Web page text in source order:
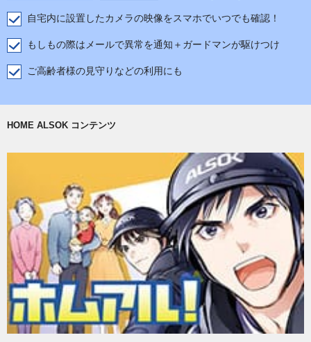
自宅内に設置したカメラの映像をスマホでいつでも確認！
もしもの際はメールで異常を通知＋ガードマンが駆けつけ
ご高齢者様の見守りなどの利用にも
HOME ALSOK コンテンツ